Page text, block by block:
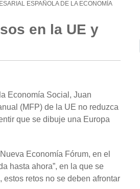
ESPAÑOLA DE LA ECONOMÍA
en la UE y
Economía Social, Juan
(MFP) de la UE no reduzca
que se dibuje una Europa
Economía Fórum, en el
hasta ahora”, en la que se
estos retos no se deben afrontar